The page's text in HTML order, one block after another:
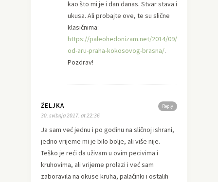
kao što mi je i dan danas. Stvar stava i
ukusa. Ali probajte ove, te su slične
klasičnima:
https://paleohedonizam.net/2014/09/palacinke-
od-aru-praha-kokosovog-brasna/.
Pozdrav!
Reply
ŽELJKA
30. svibnja 2017. at 22:36
Ja sam već jednu i po godinu na sličnoj ishrani,
jedno vrijeme mi je bilo bolje, ali više nije.
Teško je reći da uživam u ovim pecivima i
kruhovima, ali vrijeme prolazi i već sam
zaboravila na okuse kruha, palačinki i ostalih